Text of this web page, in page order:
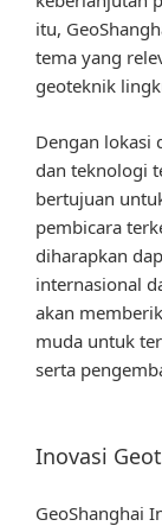
itu,
tema yang
geoteknik
Dengan lokasi
dan teknologi
bertujuan
pembicara
diharapkan
internasional
akan
muda untuk
serta
Inovasi
GeoShanghai